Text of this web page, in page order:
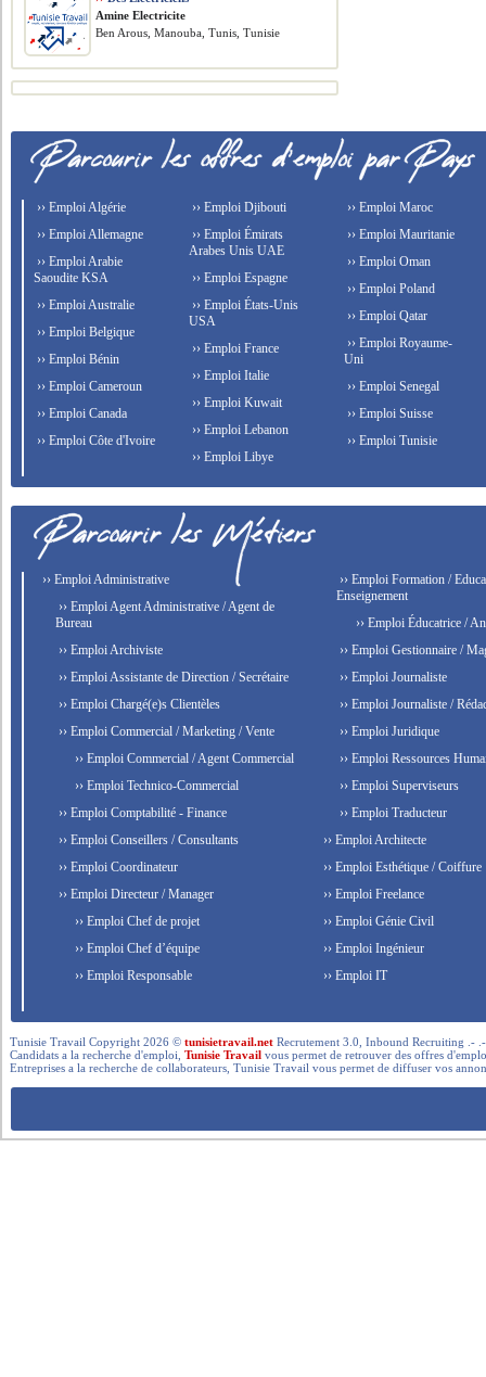
Amine Electricite
Ben Arous, Manouba, Tunis, Tunisie
›› Emploi Algérie
›› Emploi Allemagne
›› Emploi Arabie
Saoudite KSA
›› Emploi Australie
›› Emploi Belgique
›› Emploi Bénin
›› Emploi Cameroun
›› Emploi Canada
›› Emploi Côte d'Ivoire
›› Emploi Djibouti
›› Emploi Émirats
Arabes Unis UAE
›› Emploi Espagne
›› Emploi États-Unis
USA
›› Emploi France
›› Emploi Italie
›› Emploi Kuwait
›› Emploi Lebanon
›› Emploi Libye
›› Emploi Maroc
›› Emploi Mauritanie
›› Emploi Oman
›› Emploi Poland
›› Emploi Qatar
›› Emploi Royaume-
Uni
›› Emploi Senegal
›› Emploi Suisse
›› Emploi Tunisie
›› Emploi Administrative
›› Emploi Agent Administrative / Agent de
Bureau
›› Emploi Archiviste
›› Emploi Assistante de Direction / Secrétaire
›› Emploi Chargé(e)s Clientèles
›› Emploi Commercial / Marketing / Vente
›› Emploi Commercial / Agent Commercial
›› Emploi Technico-Commercial
›› Emploi Comptabilité - Finance
›› Emploi Conseillers / Consultants
›› Emploi Coordinateur
›› Emploi Directeur / Manager
›› Emploi Chef de projet
›› Emploi Chef d’équipe
›› Emploi Responsable
›› Emploi Formation /
Enseignement
›› Emploi Éducatrice /
›› Emploi Gestionnaire /
›› Emploi Journaliste
›› Emploi Journaliste /
›› Emploi Juridique
›› Emploi Ressources
›› Emploi Superviseurs
›› Emploi Traducteur
›› Emploi Architecte
›› Emploi Esthétique / Coiffure
›› Emploi Freelance
›› Emploi Génie Civil
›› Emploi Ingénieur
›› Emploi IT
Tunisie Travail Copyright 2026 ©tunisietravail.net Recrutement 3.0, Inbound Recruiting .-
Candidats a la recherche d'emploi,Tunisie Travail vous permet de retrouver des offres
Entreprises a la recherche de collaborateurs, Tunisie Travail vous permet de diffuser vos